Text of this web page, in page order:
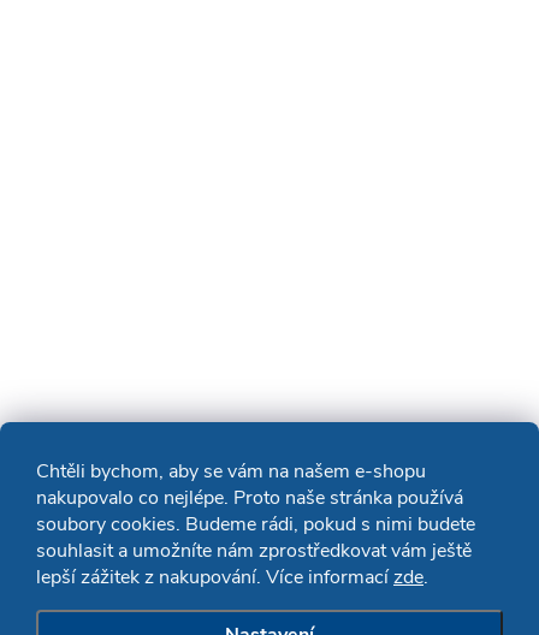
Chtěli bychom, aby se vám na našem e-shopu
nakupovalo co nejlépe. Proto naše stránka používá
soubory cookies. Budeme rádi, pokud s nimi budete
souhlasit a umožníte nám zprostředkovat vám ještě
lepší zážitek z nakupování. Více informacízde.